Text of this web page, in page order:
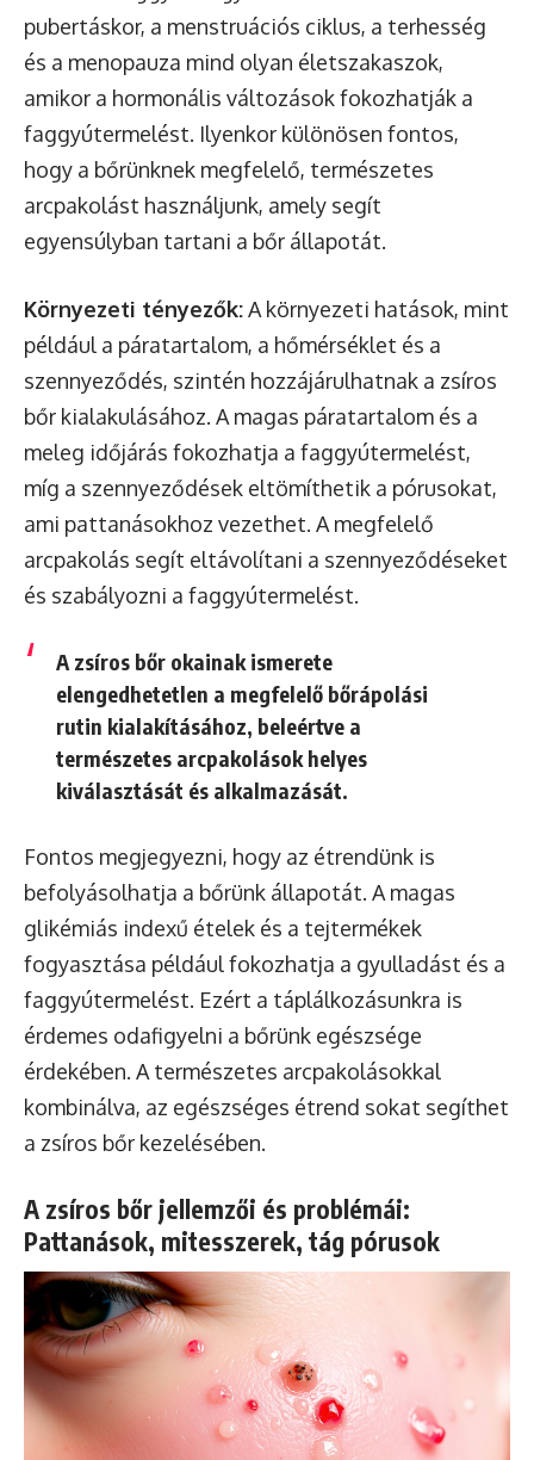
pubertáskor, a menstruációs ciklus, a terhesség
és a menopauza mind olyan életszakaszok,
amikor a hormonális változások fokozhatják a
faggyútermelést. Ilyenkor különösen fontos,
hogy a bőrünknek megfelelő, természetes
arcpakolást használjunk, amely segít
egyensúlyban tartani a bőr állapotát.
Környezeti tényezők:A környezeti hatások, mint
például a páratartalom, a hőmérséklet és a
szennyeződés, szintén hozzájárulhatnak a zsíros
bőr kialakulásához. A magas páratartalom és a
meleg időjárás fokozhatja a faggyútermelést,
míg a szennyeződések eltömíthetik a pórusokat,
ami pattanásokhoz vezethet. A megfelelő
arcpakolás segít eltávolítani a szennyeződéseket
és szabályozni a faggyútermelést.
A zsíros bőr okainak ismerete
elengedhetetlen a megfelelő bőrápolási
rutin kialakításához, beleértve a
természetes arcpakolások helyes
kiválasztását és alkalmazását.
Fontos megjegyezni, hogy az étrendünk is
befolyásolhatja a bőrünk állapotát. A magas
glikémiás indexű ételek és a tejtermékek
fogyasztása például fokozhatja a gyulladást és a
faggyútermelést. Ezért a táplálkozásunkra is
érdemes odafigyelni a bőrünk egészsége
érdekében. A természetes arcpakolásokkal
kombinálva, az egészséges étrend sokat segíthet
a zsíros bőr kezelésében.
A zsíros bőr jellemzői és problémái:
Pattanások, mitesszerek, tág pórusok